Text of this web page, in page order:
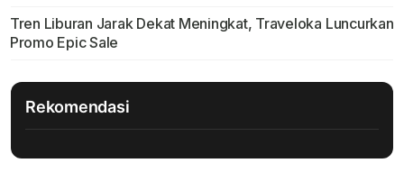
Tren Liburan Jarak Dekat Meningkat, Traveloka Luncurkan
Promo Epic Sale
Rekomendasi